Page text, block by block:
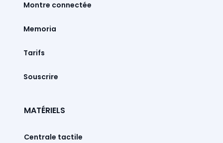
Montre connectée
Memoria
Tarifs
Souscrire
MATÉRIELS
Centrale tactile